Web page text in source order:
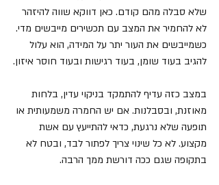
שלא סבלה מהם קודם. כאן דווקא שווה להיזהר
לא להחמיר את המצב עם תכשירים מייבשים מדי.
כשמייבשים את העור יתר על המידה, הוא עלול
להגיב בעוד שומן, בעוד רגישות ובעוד חוסר איזון.
במצב כזה עדיף להתמקד בניקוי עדין, בלחות
מאוזנת, ובסבלנות. אם יש החמרה משמעותית או
תופעה שלא נרגעת, כדאי להתייעץ עם אשת
מקצוע. לא כל שינוי צריך לפתור לבד, ובטח לא
בתקופה שגם ככה דורשת ממך הרבה.